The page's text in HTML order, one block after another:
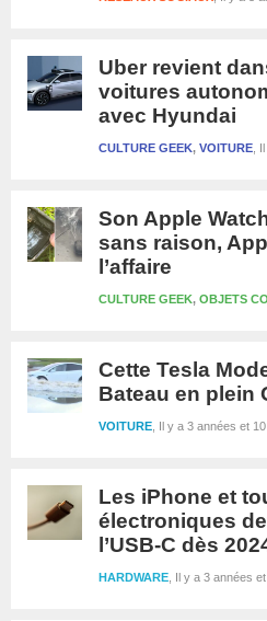
Uber revient
voitures
avec Hyundai
CULTURE GEEK, VOITURE
Son Apple
sans raison,
l’affaire
CULTURE GEEK, OBJETS
Cette Tesla
Bateau en plein
Il y a 3 années et
VOITURE
Les iPhone et
électroniques
l’USB-C dès
Il y a 3 années
HARDWARE